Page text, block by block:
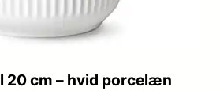
20 cm – hvid porcelæn